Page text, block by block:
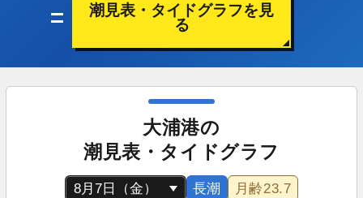
潮見表・タイドグラフを見
る
大浦港の
潮見表・タイドグラフ
長潮 月齢23.7